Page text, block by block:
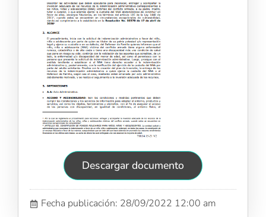
Descargar documento
Fecha publicación: 28/09/2022 12:00 am